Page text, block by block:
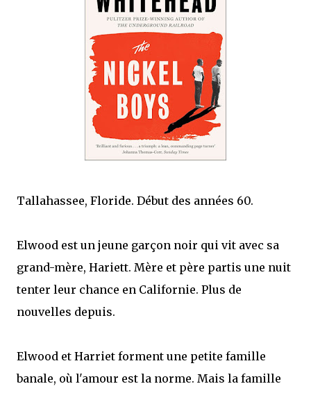
mettre sous tous les yeux. C'est cela...
Tallahassee, Floride. Début des années 60.
Elwood est un jeune garçon noir qui vit avec sa
grand-mère, Hariett. Mère et père partis une nuit
tenter leur chance en Californie. Plus de
nouvelles depuis.
Elwood et Harriet forment une petite famille
banale, où l'amour est la norme. Mais la famille